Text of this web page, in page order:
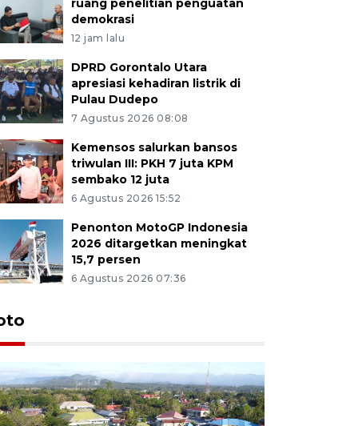
ruang penelitian penguatan
demokrasi
12 jam lalu
DPRD Gorontalo Utara
apresiasi kehadiran listrik di
Pulau Dudepo
7 Agustus 2026 08:08
Kemensos salurkan bansos
triwulan III: PKH 7 juta KPM
sembako 12 juta
6 Agustus 2026 15:52
Penonton MotoGP Indonesia
2026 ditargetkan meningkat
15,7 persen
6 Agustus 2026 07:36